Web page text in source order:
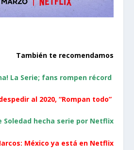
También te recomendamos
La Serie; fans rompen récord
al 2020, “Rompan todo”
Soledad hecha serie por Netflix
México ya está en Netflix